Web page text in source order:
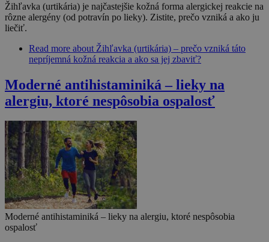
Žihľavka (urtikária) je najčastejšie kožná forma alergickej reakcie na
rôzne alergény (od potravín po lieky). Zistite, prečo vzniká a ako ju
liečiť.
Read more about Žihľavka (urtikária) – prečo vzniká táto
nepríjemná kožná reakcia a ako sa jej zbaviť?
Moderné antihistaminiká – lieky na
alergiu, ktoré nespôsobia ospalosť
Moderné antihistaminiká – lieky na alergiu, ktoré nespôsobia
ospalosť